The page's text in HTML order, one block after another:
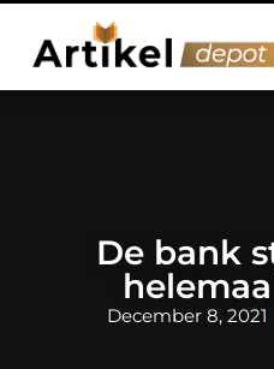
De bank
December 8, 2021